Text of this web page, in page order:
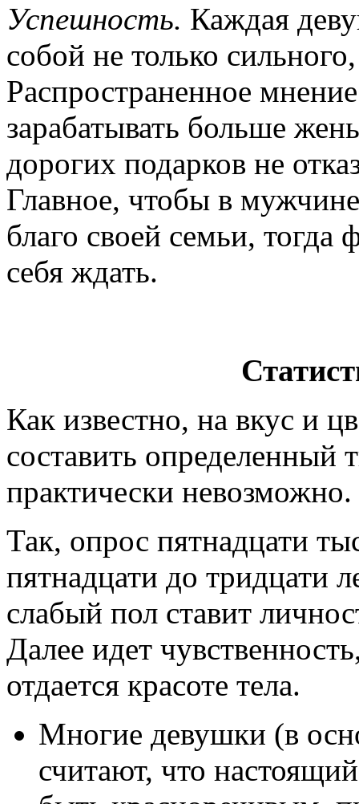
Успешность. Каждая
собой не только
Распространенное
зарабатывать больше
дорогих подарков не
Главное, чтобы в
благо своей семьи, тогда
себя ждать.
Как известно, на вкус и
составить
практически невозможно.
Так, опрос пятнадцати
пятнадцати до тридцати
слабый пол ставит
Далее идет
отдается красоте тела.
Многие девушки (в
считают, что